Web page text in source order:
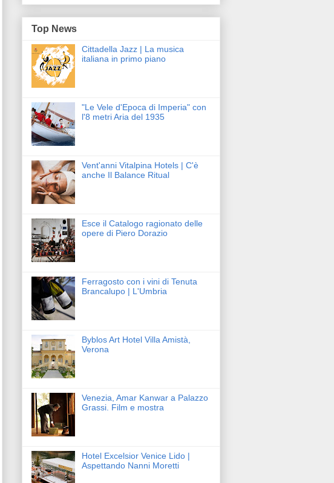
Top News
Cittadella Jazz | La musica
italiana in primo piano
"Le Vele d'Epoca di Imperia" con
l'8 metri Aria del 1935
Vent'anni Vitalpina Hotels | C'è
anche Il Balance Ritual
Esce il Catalogo ragionato delle
opere di Piero Dorazio
Ferragosto con i vini di Tenuta
Brancalupo | L'Umbria
Byblos Art Hotel Villa Amistà,
Verona
Venezia, Amar Kanwar a Palazzo
Grassi. Film e mostra
Hotel Excelsior Venice Lido |
Aspettando Nanni Moretti